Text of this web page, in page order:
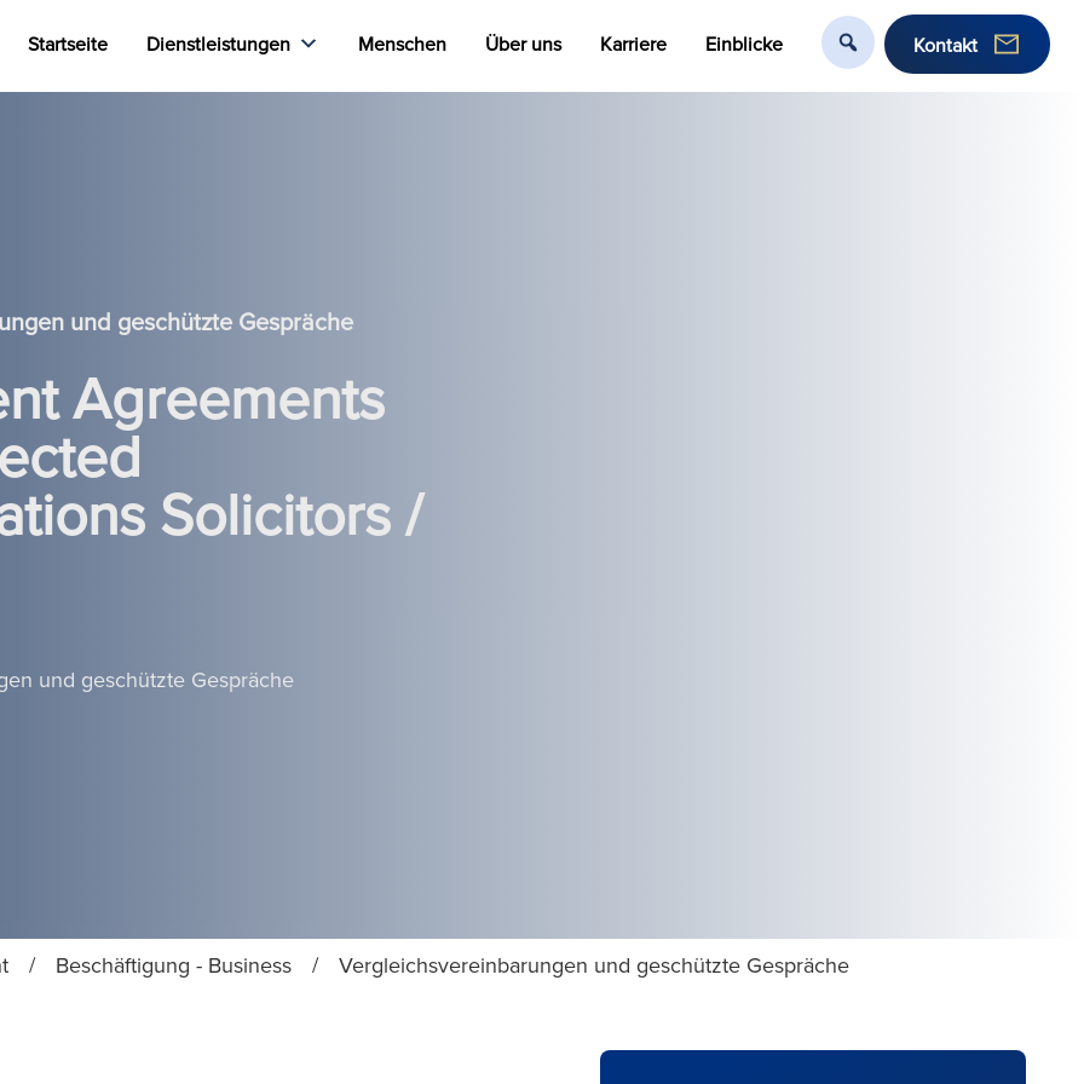
Startseite Dienstleistungen Menschen Über uns Karriere Einblicke Kontakt
und geschützte Gespräche
Agreements
Solicitors /
und geschützte Gespräche
/ Beschäftigung - Business / Vergleichsvereinbarungen und geschützte Gespräche